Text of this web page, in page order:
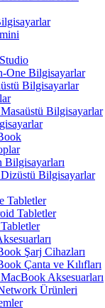
One Bilgisayarlar
Bilgisayarlar
Bilgisayarlar
Bilgisayarları
Bilgisayarlar
Tabletler
Tabletler
Şarj Cihazları
Çanta ve Kılıfları
Aksesuarları
Ürünleri